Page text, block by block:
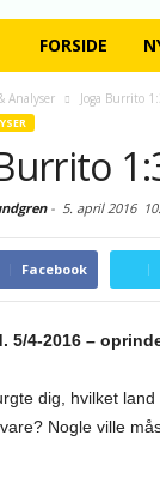
FORSIDE
Analyser Joga Burrito
- 5. april 2016
Facebook
5/4-2016 –
dig, hvilket
Nogle ville